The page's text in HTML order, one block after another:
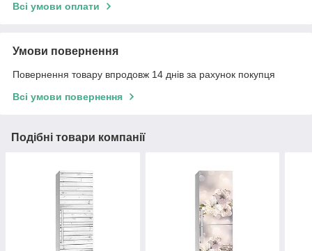
Всі умови оплати
Умови повернення
Повернення товару впродовж 14 днів за рахунок покупця
Всі умови повернення
Подібні товари компанії